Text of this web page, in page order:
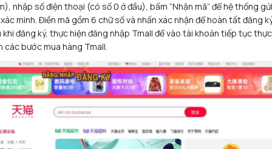
nhập số điện thoại (có số 0 ở đầu), bấm “Nhận mã” để hệ thống gửi
minh. Điền mã gồm 6 chữ số và nhấn xác nhận để hoàn tất đăng
khi đăng ký, thực hiện đăng nhập Tmall để vào tài khoản tiếp tục thực
các bước mua hàng Tmall.